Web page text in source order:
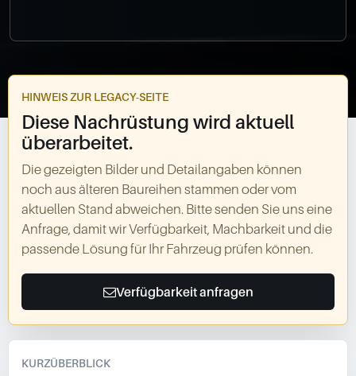
HINWEIS ZUR LEGACY-SEITE
Diese Nachrüstung wird aktuell
überarbeitet.
Die gezeigten Bilder und Detailangaben können
noch aus älteren Baureihen stammen oder vom
aktuellen Stand abweichen. Bitte senden Sie uns eine
Anfrage, damit wir Verfügbarkeit, Machbarkeit und die
passende Lösung für Ihr Fahrzeug prüfen können.
Verfügbarkeit anfragen
KURZÜBERBLICK